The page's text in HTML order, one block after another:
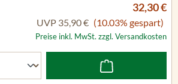
32,30 €
UVP 35,90 € (10.03% gespart)
Preise inkl. MwSt. zzgl. Versandkosten